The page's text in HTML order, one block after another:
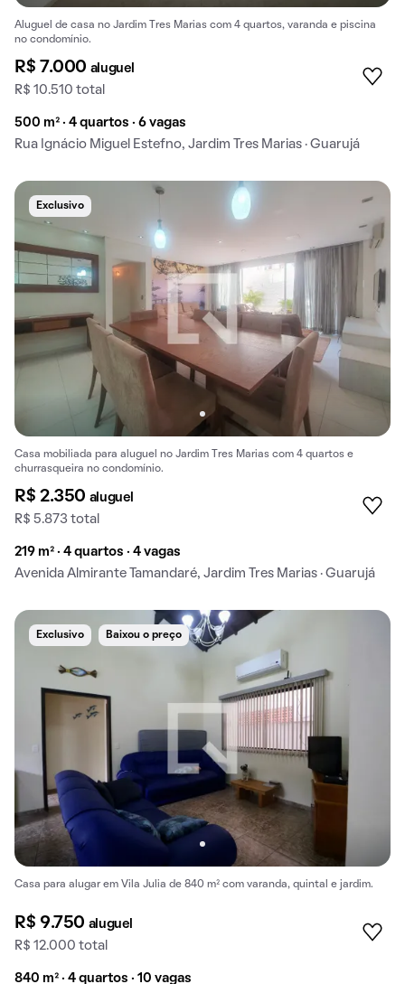
Aluguel de casa no Jardim Tres Marias com 4 quartos, varanda e piscina
no condomínio.
R$ 7.000 aluguel
R$ 10.510 total
500 m² · 4 quartos · 6 vagas
Rua Ignácio Miguel Estefno, Jardim Tres Marias · Guarujá
Exclusivo
Casa mobiliada para aluguel no Jardim Tres Marias com 4 quartos e
churrasqueira no condomínio.
R$ 2.350 aluguel
R$ 5.873 total
219 m² · 4 quartos · 4 vagas
Avenida Almirante Tamandaré, Jardim Tres Marias · Guarujá
Exclusivo Baixou o preço
Casa para alugar em Vila Julia de 840 m² com varanda, quintal e jardim.
R$ 9.750 aluguel
R$ 12.000 total
840 m² · 4 quartos · 10 vagas